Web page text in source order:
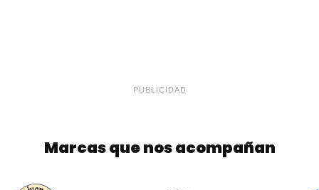
PUBLICIDAD
Marcas que nos acompañan